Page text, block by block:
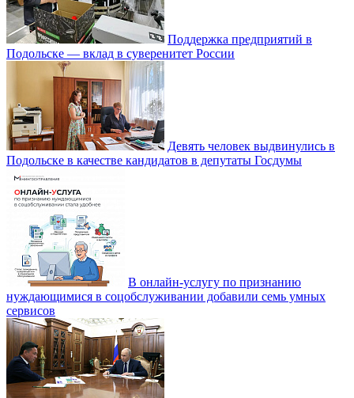
Поддержка предприятий в
Подольске — вклад в суверенитет России
Девять человек выдвинулись в
Подольске в качестве кандидатов в депутаты Госдумы
В онлайн-услугу по признанию
нуждающимися в соцобслуживании добавили семь умных
сервисов